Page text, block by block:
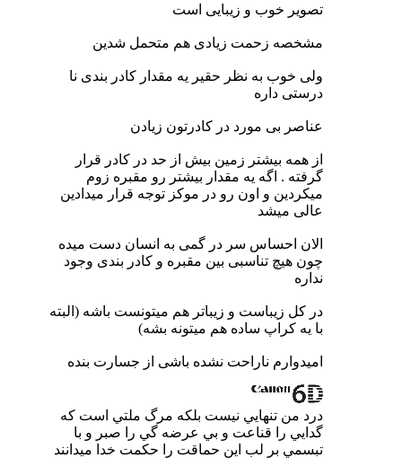
تصویر خوب و زیبایی است
مشخصه زحمت زیادی هم متحمل شدین
ولی خوب به نظر حقیر یه مقدار کادر بندی نا
درستی داره
عناصر بی مورد در کادرتون زیادن
از همه بیشتر زمین بیش از حد در کادر قرار
گرفته . اگه یه مقدار بیشتر رو مقبره زوم
میکردین و اون رو در موکز توجه قرار میدادین
عالی میشد
الان احساس سر در گمی به انسان دست میده
چون هیچ تناسبی بین مقبره و کادر بندی وجود
نداره
در کل زیباست و زیباتر هم میتونست باشه (البته
با یه کراپ ساده هم میتونه بشه)
امیدوارم ناراحت نشده باشی از جسارت بنده
درد من تنهايي نيست بلكه مرگ ملتي است كه
گدايي را قناعت و بي عرضه گي را صبر و با
تبسمي بر لب اين حماقت را حكمت خدا ميدانند